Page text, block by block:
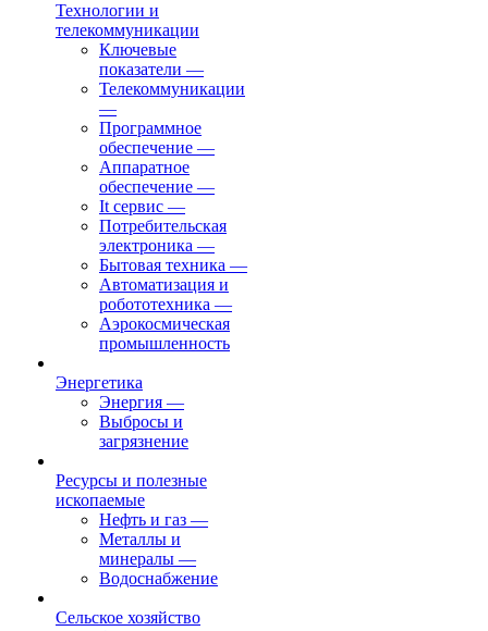
Технологии и
телекоммуникации
Ключевые
показатели —
Телекоммуникации
—
Программное
обеспечение —
Аппаратное
обеспечение —
It сервис —
Потребительская
электроника —
Бытовая техника —
Автоматизация и
робототехника —
Аэрокосмическая
промышленность
Энергетика
Энергия —
Выбросы и
загрязнение
Ресурсы и полезные
ископаемые
Нефть и газ —
Металлы и
минералы —
Водоснабжение
Сельское хозяйство